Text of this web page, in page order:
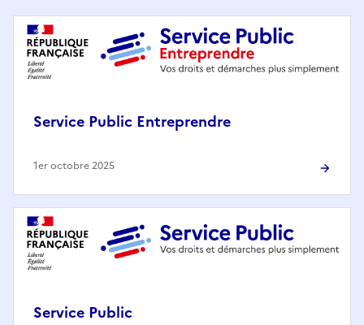
Service Public Entreprendre
1er octobre 2025
Service Public